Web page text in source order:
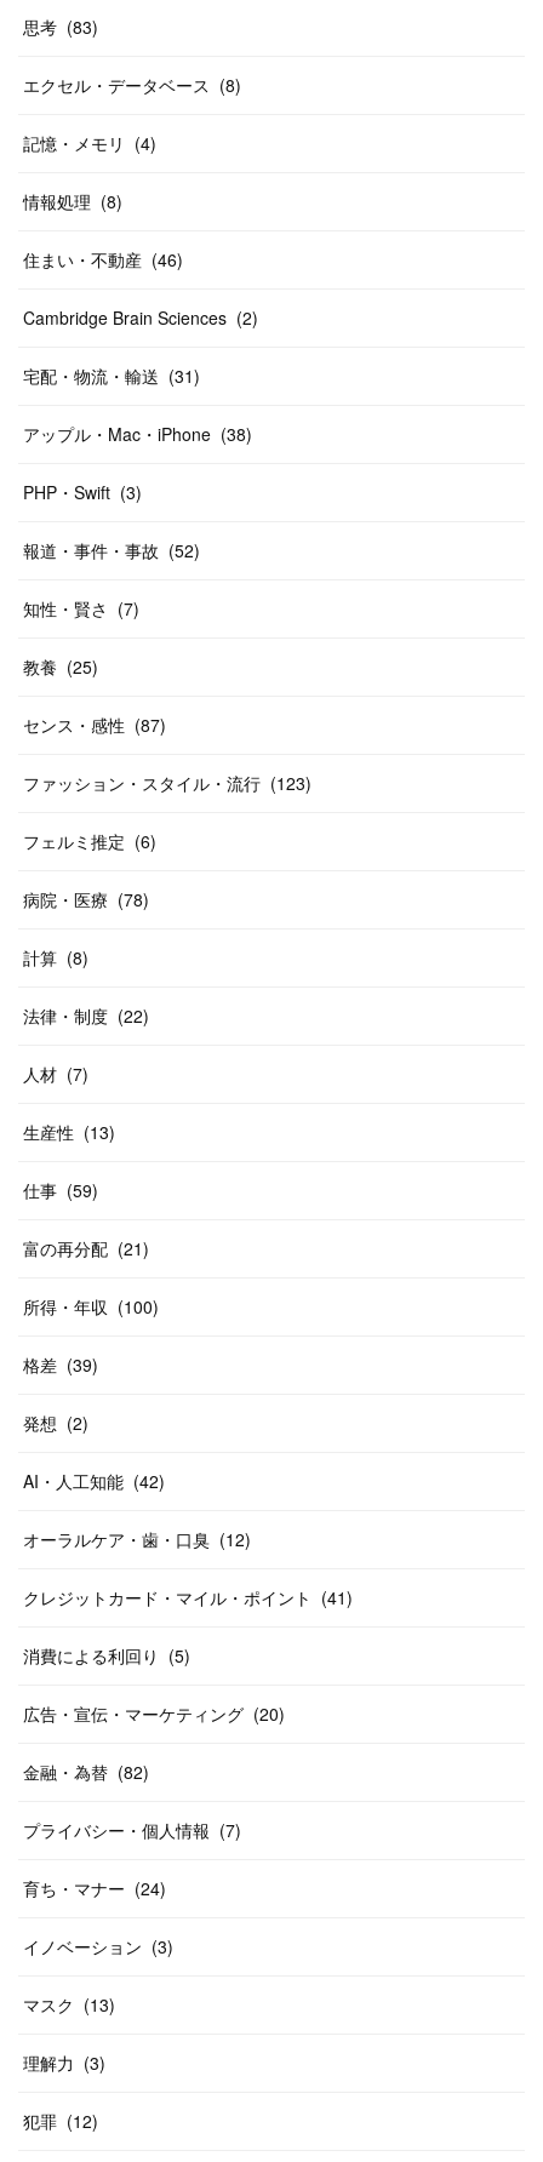
思考 (83)
エクセル・データベース (8)
記憶・メモリ (4)
情報処理 (8)
住まい・不動産 (46)
Cambridge Brain Sciences (2)
宅配・物流・輸送 (31)
アップル・Mac・iPhone (38)
PHP・Swift (3)
報道・事件・事故 (52)
知性・賢さ (7)
教養 (25)
センス・感性 (87)
ファッション・スタイル・流行 (123)
フェルミ推定 (6)
病院・医療 (78)
計算 (8)
法律・制度 (22)
人材 (7)
生産性 (13)
仕事 (59)
富の再分配 (21)
所得・年収 (100)
格差 (39)
発想 (2)
AI・人工知能 (42)
オーラルケア・歯・口臭 (12)
クレジットカード・マイル・ポイント (41)
消費による利回り (5)
広告・宣伝・マーケティング (20)
金融・為替 (82)
プライバシー・個人情報 (7)
育ち・マナー (24)
イノベーション (3)
マスク (13)
理解力 (3)
犯罪 (12)